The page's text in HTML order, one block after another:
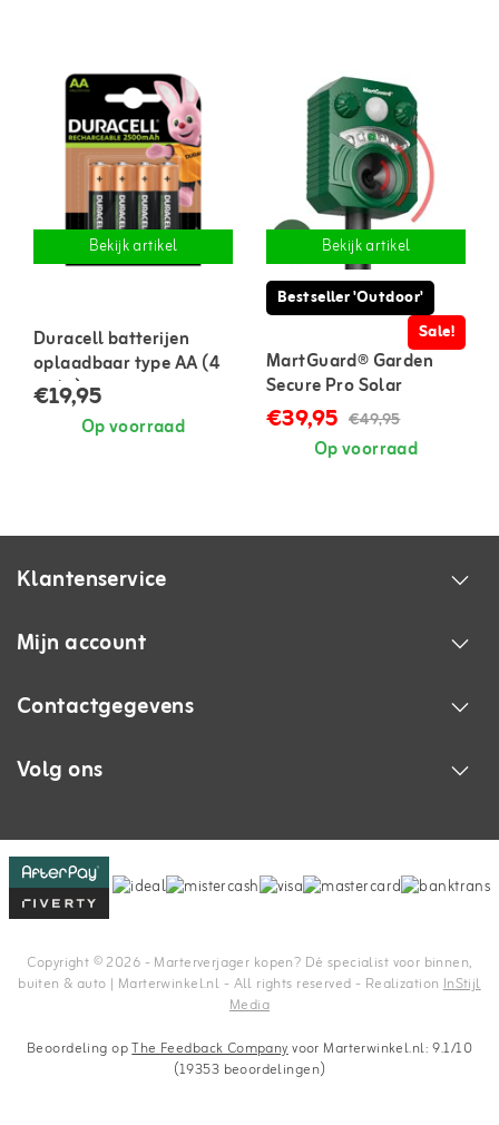
Bekijk artikel
Duracell batterijen
oplaadbaar type AA (4
stuks)
€19,95
Op voorraad
Bekijk artikel
Bestseller 'Outdoor'
Sale!
MartGuard® Garden
Secure Pro Solar
marterverjager voor
buiten
€39,95 €49,95
Op voorraad
Klantenservice
Mijn account
Contactgegevens
Volg ons
Copyright © 2026 - Marterverjager kopen? Dé specialist voor binnen,
buiten & auto | Marterwinkel.nl - All rights reserved - Realization InStijl
Media
Beoordeling opThe Feedback Companyvoor Marterwinkel.nl: 9.1/10
(19353 beoordelingen)